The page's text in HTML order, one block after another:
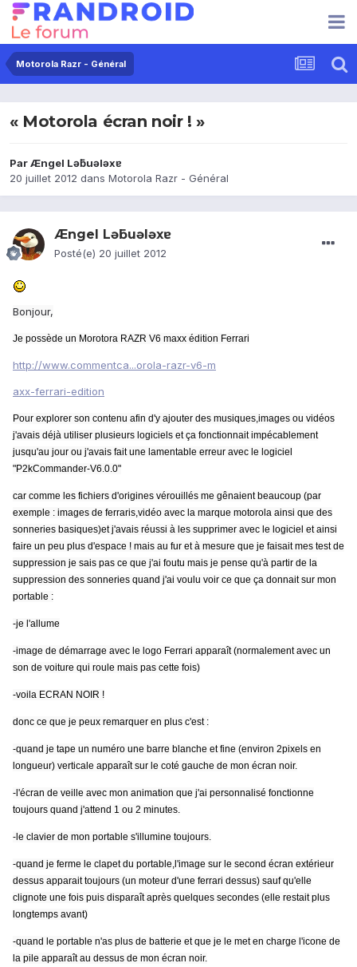
Motorola Razr - Général
« Motorola écran noir ! »
ParÆngel Lǝƃuǝlǝxɐ
20 juillet 2012 dans Motorola Razr - Général
Ængel Lǝƃuǝlǝxɐ
Posté(e) 20 juillet 2012
Bonjour,
Je possède un Morotora RAZR V6 maxx édition Ferrari
http://www.commentca...orola-razr-v6-m
axx-ferrari-edition
Pour explorer son contenu afin d'y ajouter des musiques,images ou vidéos
j'avais déjà utiliser plusieurs logiciels et ça fonctionnait impécablement
jusqu'au jour ou j'avais fait une lamentable erreur avec le logiciel
"P2kCommander-V6.0.0"
car comme les fichiers d'origines vérouillés me gênaient beaucoup (par
exemple : images de ferraris,vidéo avec la marque motorola ainsi que des
sonneries basiques)et j'avais réussi à les supprimer avec le logiciel et ainsi
faire un peu plus d'espace ! mais au fur et à mesure que je faisait mes test de
suppression je sais pas ce que j'ai foutu mais je pense qu'à partir de la
suppression des sonneries quand j'ai voulu voir ce que ça donnait sur mon
portable :
-je l'allume
-image de démarrage avec le logo Ferrari apparaît (normalement avec un
son de voiture qui roule mais pas cette fois)
-voila ECRAN NOIR !
donc ce que je peux remarquer en plus c'est :
-quand je tape un numéro une barre blanche et fine (environ 2pixels en
longueur) verticale apparaît sur le coté gauche de mon écran noir.
-l'écran de veille avec mon animation que j'ai personnalisé fonctionne
toujours quand j'attend 1 ou 2 minutes.
-le clavier de mon portable s'illumine toujours.
-quand je ferme le clapet du portable,l'image sur le second écran extérieur
dessus apparait toujours (un moteur d'une ferrari dessus) sauf qu'elle
clignote une fois puis disparaît après quelques secondes (elle restait plus
longtemps avant)
-quand le portable n'as plus de batterie et que je le met en charge l'icone de
la pile apparaît au dessus de mon écran noir.